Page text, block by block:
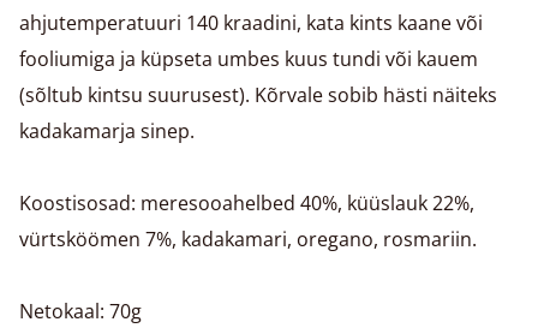
ahjutemperatuuri 140 kraadini, kata kints kaane või
fooliumiga ja küpseta umbes kuus tundi või kauem
(sõltub kintsu suurusest). Kõrvale sobib hästi näiteks
kadakamarja sinep.
Koostisosad: meresooahelbed 40%, küüslauk 22%,
vürtsköömen 7%, kadakamari, oregano, rosmariin.
Netokaal: 70g